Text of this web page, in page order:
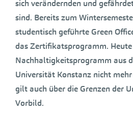
sich verändernden und
sind. Bereits zum
studentisch geführte Green
das Zertifikatsprogramm.
Nachhaltigkeitsprogramm aus
Universität Konstanz nicht
gilt auch über die Grenzen der
Vorbild.